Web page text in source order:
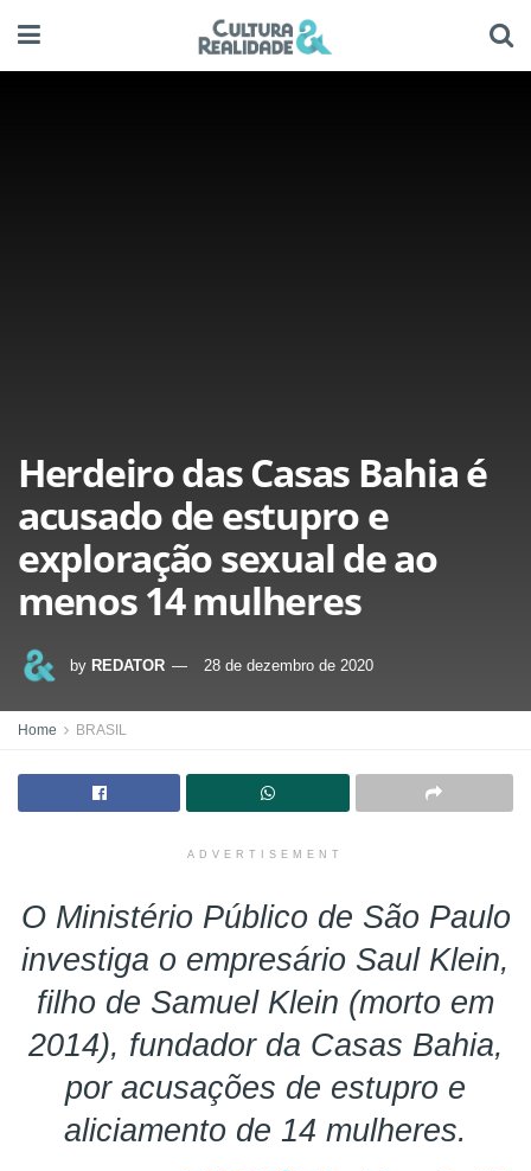
Herdeiro das Casas Bahia é
acusado de estupro e
exploração sexual de ao
menos 14 mulheres
by REDATOR 28 de dezembro de 2020
Home BRASIL
ADVERTISEMENT
O Ministério Público de São Paulo
investiga o empresário Saul Klein,
filho de Samuel Klein (morto em
2014), fundador da Casas Bahia,
por acusações de estupro e
aliciamento de 14 mulheres.